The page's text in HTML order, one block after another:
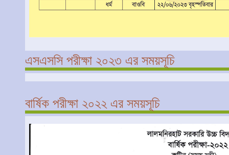
এসএসসি পরীক্ষা ২০২৩ এর সময়সূচি
বার্ষিক পরীক্ষা ২০২২ এর সময়সূচি